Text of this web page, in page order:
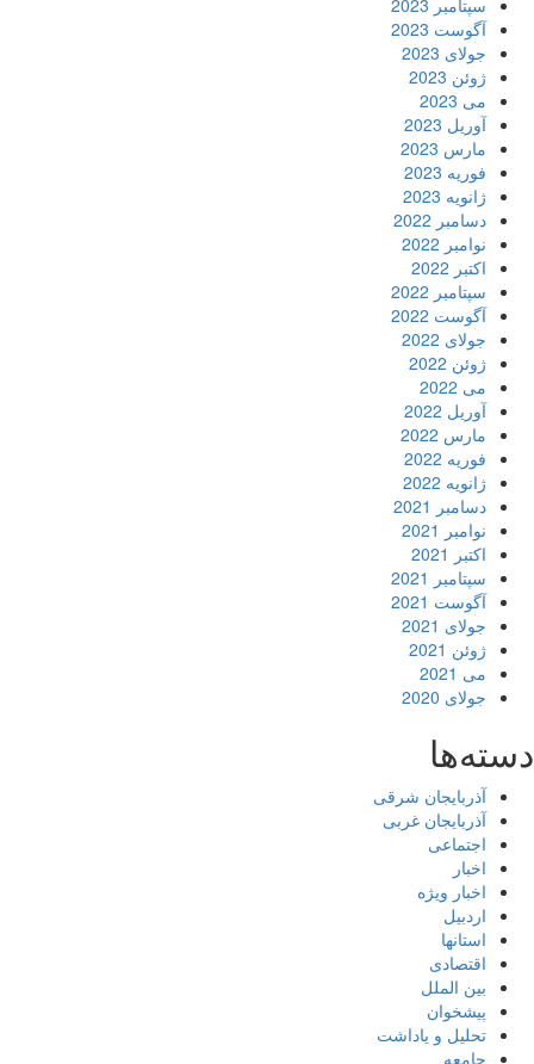
سپتامبر 2023
آگوست 2023
جولای 2023
ژوئن 2023
می 2023
آوریل 2023
مارس 2023
فوریه 2023
ژانویه 2023
دسامبر 2022
نوامبر 2022
اکتبر 2022
سپتامبر 2022
آگوست 2022
جولای 2022
ژوئن 2022
می 2022
آوریل 2022
مارس 2022
فوریه 2022
ژانویه 2022
دسامبر 2021
نوامبر 2021
اکتبر 2021
سپتامبر 2021
آگوست 2021
جولای 2021
ژوئن 2021
می 2021
جولای 2020
دسته‌ها
آذربایجان شرقی
آذربایجان غربی
اجتماعی
اخبار
اخبار ویژه
اردبیل
استانها
اقتصادی
بین الملل
پیشخوان
تحلیل و یاداشت
جامعه